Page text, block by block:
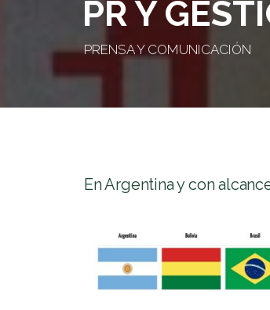
PR Y
PRENSA Y COMUNICACIÓN
En Argentina y con